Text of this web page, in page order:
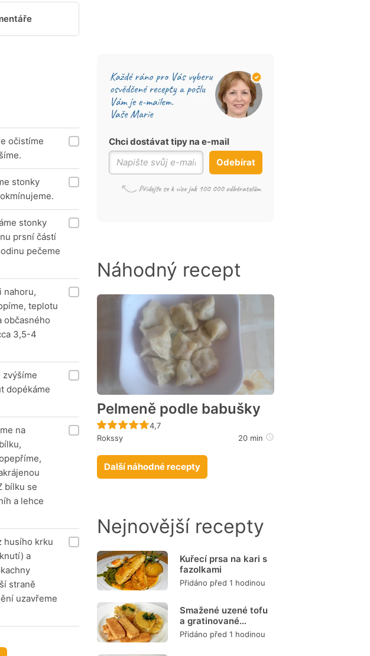
očistíme
stonky
stonky
prsní částí
pečeme
nahoru,
teplotu
občasného
3,5-4
zvýšíme
dopékáme
na
bílku se
a lehce
husího krku
a
straně
uzavřeme
Chci dostávat tipy na e-mail
Odebírat
Náhodný recept
Pelmeně podle babušky
Recept ještě nebyl hodnocen
4,7
Rokssy
20 min
Další náhodné recepty
Nejnovější recepty
Kuřecí prsa na kari s
fazolkami
Přidáno před 1 hodinou
Smažené uzené tofu
a gratinované
brambory
Přidáno před 1 hodinou